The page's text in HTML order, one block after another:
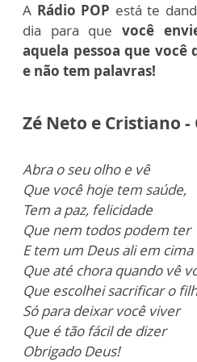
A Rádio POP está te
dia para que você
aquela pessoa que
e não tem palavras!
Zé Neto e Cristiano
Abra o seu olho e vê
Que você hoje tem saúde,
Tem a paz, felicidade
Que nem todos podem ter
E tem um Deus ali em cima
Que até chora quando vê
Que escolhei sacrificar o
Só para deixar você viver
Que é tão fácil de dizer
Obrigado Deus!